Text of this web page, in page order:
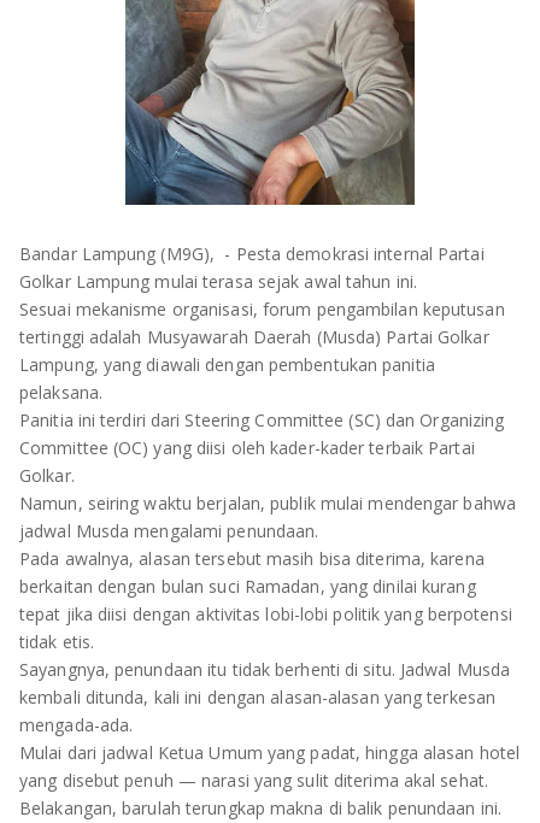
LAMPUNG UTARA
LAMPUNG TIMUR
LAMPUNG BARAT
LAMPUNG SELATAN
PESAWARAN
TANGGAMUS
PESISIR BARAT
TULANG BAWANG
TULANG BAWANG BARAT
MESUJI
WAY KANAN
PRINGSEWU
Bandar Lampung (M9G), - Pesta demokrasi internal Partai
Golkar Lampung mulai terasa sejak awal tahun ini.
Sesuai mekanisme organisasi, forum pengambilan keputusan
tertinggi adalah Musyawarah Daerah (Musda) Partai Golkar
Lampung, yang diawali dengan pembentukan panitia
pelaksana.
Panitia ini terdiri dari Steering Committee (SC) dan Organizing
Committee (OC) yang diisi oleh kader-kader terbaik Partai
Golkar.
Namun, seiring waktu berjalan, publik mulai mendengar bahwa
jadwal Musda mengalami penundaan.
Pada awalnya, alasan tersebut masih bisa diterima, karena
berkaitan dengan bulan suci Ramadan, yang dinilai kurang
tepat jika diisi dengan aktivitas lobi-lobi politik yang berpotensi
tidak etis.
Sayangnya, penundaan itu tidak berhenti di situ. Jadwal Musda
kembali ditunda, kali ini dengan alasan-alasan yang terkesan
mengada-ada.
Mulai dari jadwal Ketua Umum yang padat, hingga alasan hotel
yang disebut penuh — narasi yang sulit diterima akal sehat.
Belakangan, barulah terungkap makna di balik penundaan ini.